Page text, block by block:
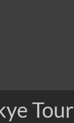
Tour